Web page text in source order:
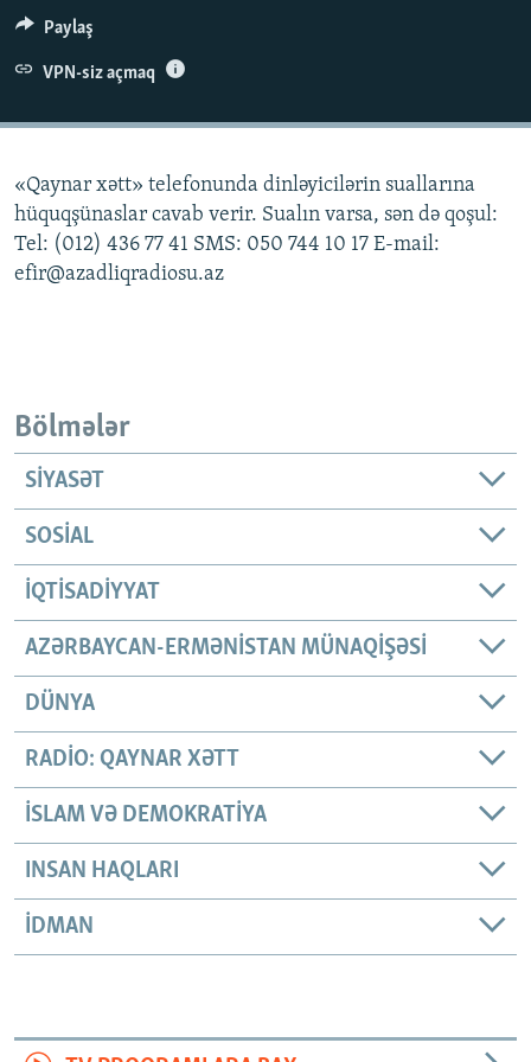
İNFOQRAFIKA
KARIKATURA
AZƏRBAYCAN ƏDƏBIYYATI KITABXANASI
İSLAM VƏ DEMOKRATIYA
MISSIYAMIZ
PEŞƏ ETIKASI VƏ JURNALISTIKA STANDARTLARIMIZ
BIZIMLƏ ƏLAQƏ
XƏBƏR BÜLLETENLƏRIMIZ
BIZI IZLƏ
Paylaş
VPN-siz açmaq
«Qaynar xətt» telefonunda dinləyicilərin suallarına
hüquqşünaslar cavab verir. Sualın varsa, sən də qoşul:
Tel: (012) 436 77 41 SMS: 050 744 10 17 E-mail:
efir@azadliqradiosu.az
Bölmələr
SIYASƏT
SOSIAL
İQTISADIYYAT
AZƏRBAYCAN-ERMƏNISTAN MÜNAQIŞƏSI
DÜNYA
RADIO: QAYNAR XƏTT
İSLAM VƏ DEMOKRATIYA
INSAN HAQLARI
İDMAN